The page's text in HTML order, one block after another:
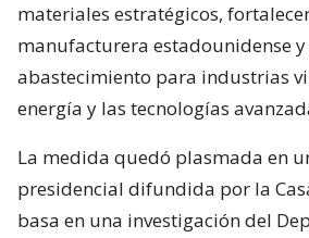
materiales estratégicos,
manufacturera estadounidense
abastecimiento para industrias
energía y las tecnologías
La medida quedó plasmada en
presidencial difundida por la
basa en una investigación del